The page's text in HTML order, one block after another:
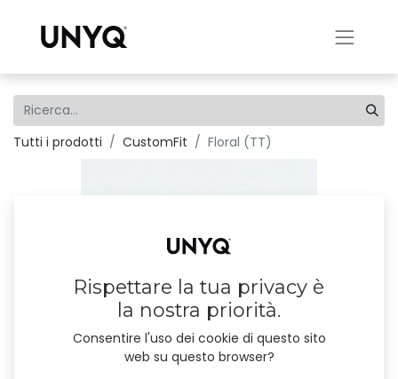
Tutti i prodotti CustomFit Floral (TT)
Rispettare la tua privacy è
la nostra priorità.
Consentire l'uso dei cookie di questo sito
web su questo browser?